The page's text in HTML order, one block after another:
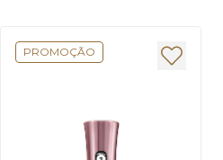
PROMOÇÃO